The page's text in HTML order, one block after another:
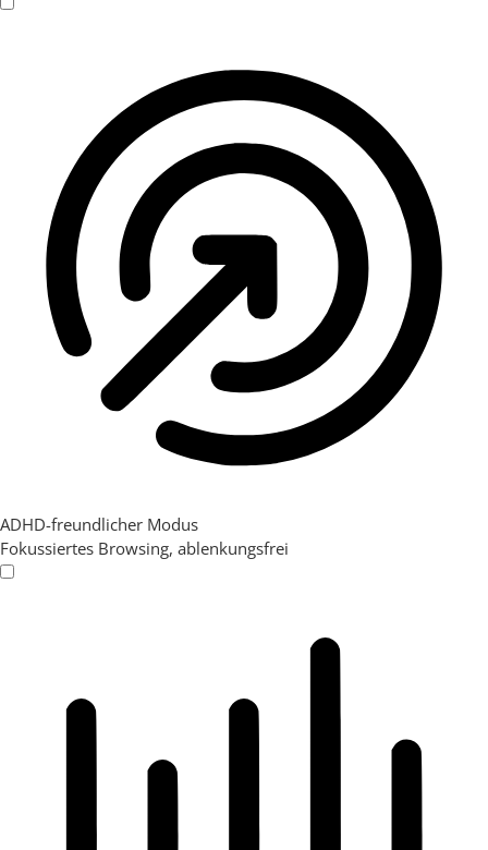
ADHD-freundlicher Modus
Fokussiertes Browsing, ablenkungsfrei